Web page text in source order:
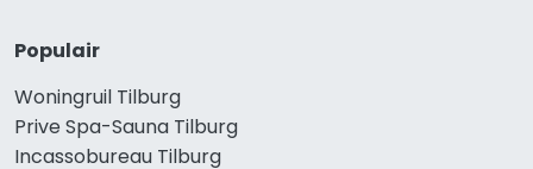
Populair
Woningruil Tilburg
Prive Spa-Sauna Tilburg
Incassobureau Tilburg